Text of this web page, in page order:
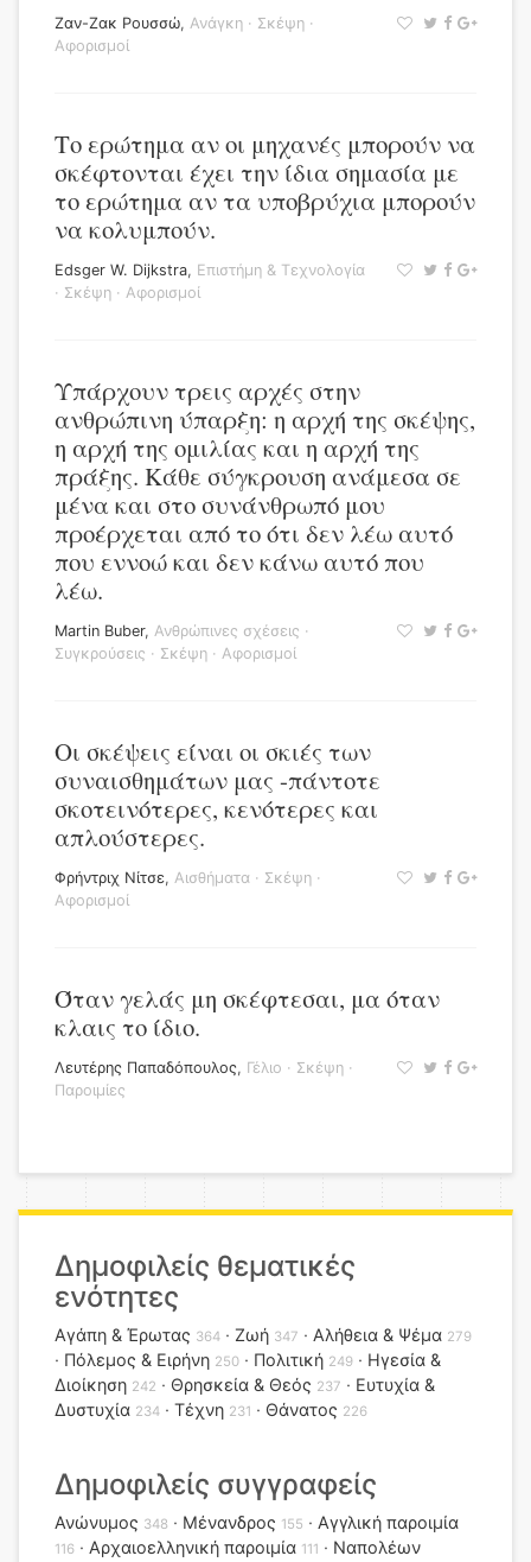
Ζαν-Ζακ Ρουσσώ, Ανάγκη · Σκέψη ·
Αφορισμοί
Το ερώτημα αν οι μηχανές μπορούν να
σκέφτονται έχει την ίδια σημασία με
το ερώτημα αν τα υποβρύχια μπορούν
να κολυμπούν.
Edsger W. Dijkstra, Επιστήμη & Τεχνολογία
· Σκέψη · Αφορισμοί
Υπάρχουν τρεις αρχές στην
ανθρώπινη ύπαρξη: η αρχή της σκέψης,
η αρχή της ομιλίας και η αρχή της
πράξης. Κάθε σύγκρουση ανάμεσα σε
μένα και στο συνάνθρωπό μου
προέρχεται από το ότι δεν λέω αυτό
που εννοώ και δεν κάνω αυτό που
λέω.
Martin Buber, Ανθρώπινες σχέσεις ·
Συγκρούσεις · Σκέψη · Αφορισμοί
Οι σκέψεις είναι οι σκιές των
συναισθημάτων μας -πάντοτε
σκοτεινότερες, κενότερες και
απλούστερες.
Φρήντριχ Νίτσε, Αισθήματα · Σκέψη ·
Αφορισμοί
Όταν γελάς μη σκέφτεσαι, μα όταν
κλαις το ίδιο.
Λευτέρης Παπαδόπουλος, Γέλιο · Σκέψη ·
Παροιμίες
Δημοφιλείς θεματικές
ενότητες
Αγάπη & Έρωτας 364 Ζωή 347 Αλήθεια & Ψέμα 279
Πόλεμος & Ειρήνη 250 Πολιτική 249
Ηγεσία &
Διοίκηση 242 Θρησκεία & Θεός 237
Ευτυχία &
Δυστυχία 234 Τέχνη 231 Θάνατος 226
Δημοφιλείς συγγραφείς
Ανώνυμος 348 Μένανδρος 155 Αγγλική παροιμία
116 Αρχαιοελληνική παροιμία 111 Ναπολέων